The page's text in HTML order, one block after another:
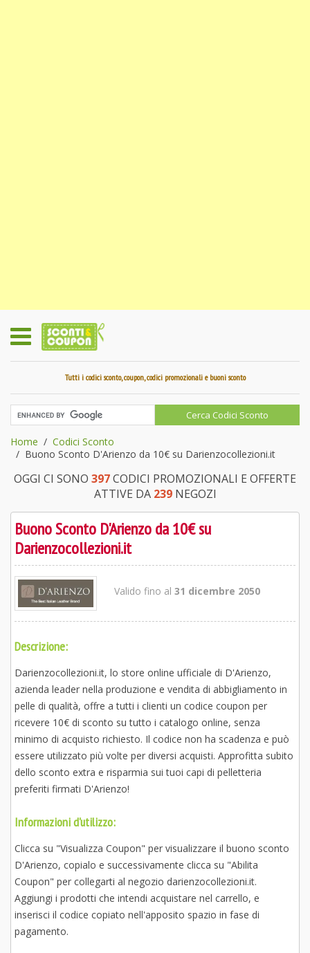
Tutti i codici sconto, coupon, codici promozionali e buoni sconto
Home
Codici Sconto
Buono Sconto D'Arienzo da 10€ su Darienzocollezioni.it
OGGI CI SONO 397CODICI PROMOZIONALI E OFFERTE
ATTIVE DA 239NEGOZI
Buono Sconto D'Arienzo da 10€ su
Darienzocollezioni.it
Valido fino al 31 dicembre 2050
Descrizione:
Darienzocollezioni.it, lo store online ufficiale di D'Arienzo,
azienda leader nella produzione e vendita di abbigliamento in
pelle di qualità, offre a tutti i clienti un codice coupon per
ricevere 10€ di sconto su tutto i catalogo online, senza
minimo di acquisto richiesto. Il codice non ha scadenza e può
essere utilizzato più volte per diversi acquisti. Approfitta subito
dello sconto extra e risparmia sui tuoi capi di pelletteria
preferiti firmati D'Arienzo!
Informazioni d'utilizzo:
Clicca su "Visualizza Coupon" per visualizzare il buono sconto
D'Arienzo, copialo e successivamente clicca su "Abilita
Coupon" per collegarti al negozio darienzocollezioni.it.
Aggiungi i prodotti che intendi acquistare nel carrello, e
inserisci il codice copiato nell'apposito spazio in fase di
pagamento.